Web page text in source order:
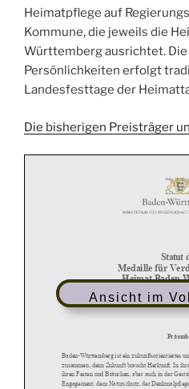
Heimatpflege auf
Kommune, die jeweils die
Württemberg ausrichtet. Die
Persönlichkeiten erfolgt
Landesfesttage der
Die bisherigen Preisträger
Ansicht im